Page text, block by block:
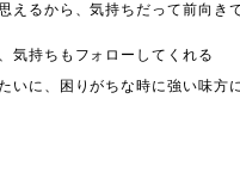
えるから、気持ちだって前向き
気持ちもフォローしてくれる
いに、困りがちな時に強い味方